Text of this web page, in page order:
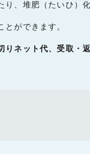
、堆肥（たいひ）
ができます。
りネット代、受取・